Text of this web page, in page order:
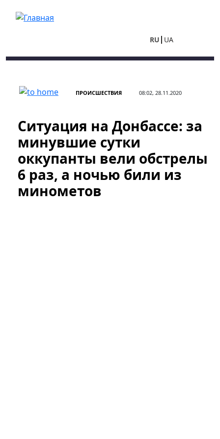
RU UA
ПРОИСШЕСТВИЯ 08:02, 28.11.2020
Ситуация на Донбассе: за
минувшие сутки
оккупанты вели обстрелы
6 раз, а ночью били из
минометов